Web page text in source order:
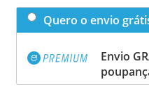
Quero o envio
Envio